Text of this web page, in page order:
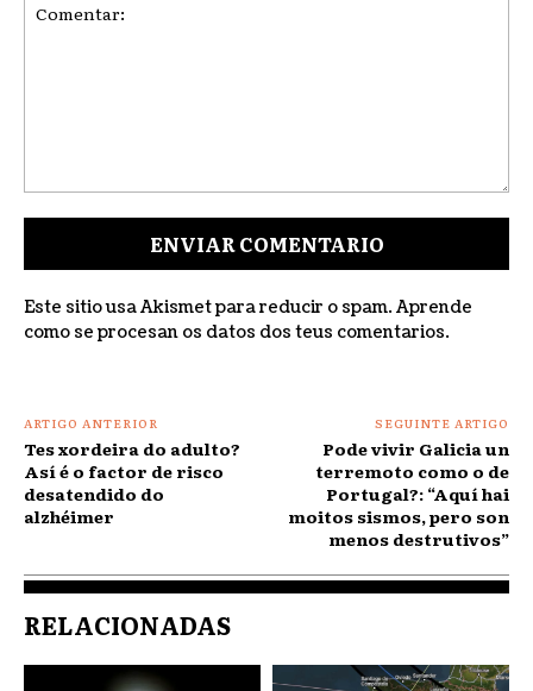
Este sitio usa Akismet para reducir o spam. Aprende
como se procesan os datos dos teus comentarios.
ARTIGO ANTERIOR
Tes xordeira do adulto?
Así é o factor de risco
desatendido do
alzhéimer
SEGUINTE ARTIGO
Pode vivir Galicia un
terremoto como o de
Portugal?: “Aquí hai
moitos sismos, pero son
menos destrutivos”
RELACIONADAS